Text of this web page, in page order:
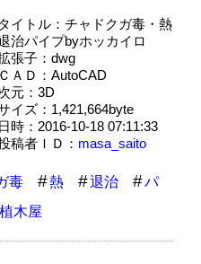
タイトル：チャドクガ毒・熱
治パイプbyホッカイロ
張子：dwg
ＣＡＤ：AutoCAD
元：3D
イズ：1,421,664byte
日時：2016-10-18 07:11:33
稿者ＩＤ： masa_saito
毒 熱 退治
パ
植木屋